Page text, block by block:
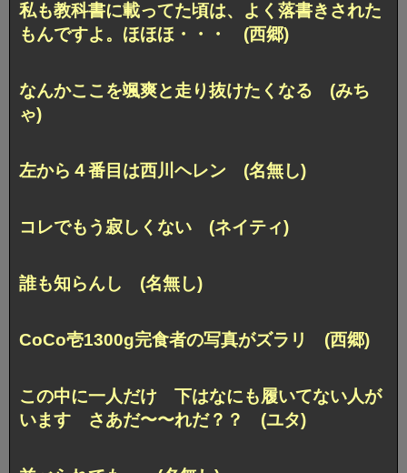
私も教科書に載ってた頃は、 よく落書きされた
もんですよ。ほほほ・・・ (西郷)
なんかここを颯爽と走り抜けたくなる (みち
ゃ)
左から４番目は西川ヘレン (名無し)
コレでもう寂しくない (ネイティ)
誰も知らんし (名無し)
CoCo壱1300g完食者の写真がズラリ (西郷)
この中に一人だけ 下はなにも履いてない人が
います さあだ〜〜れだ？？ (ユタ)